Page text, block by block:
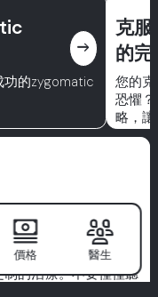
east
功的zygomatic
克
的
您的
恐懼
略，
信微笑的起點。擁有
為中心的方法，我們
的治療。不要僅僅聽
價格 醫生